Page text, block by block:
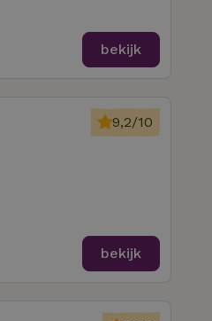
bekijk
9,2/10
bekijk